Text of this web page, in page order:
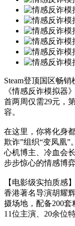
Steam登顶国区畅
《情感反诈模拟器
首两周仅需29元，
容。
在这里，你将化身
欺诈”组织“变凤凰”
心机博主、冷血会
步步惊心的情感博
【电影级实拍质感】
香港著名导演胡耀
摄场地，配备200套
11位主演、20余位